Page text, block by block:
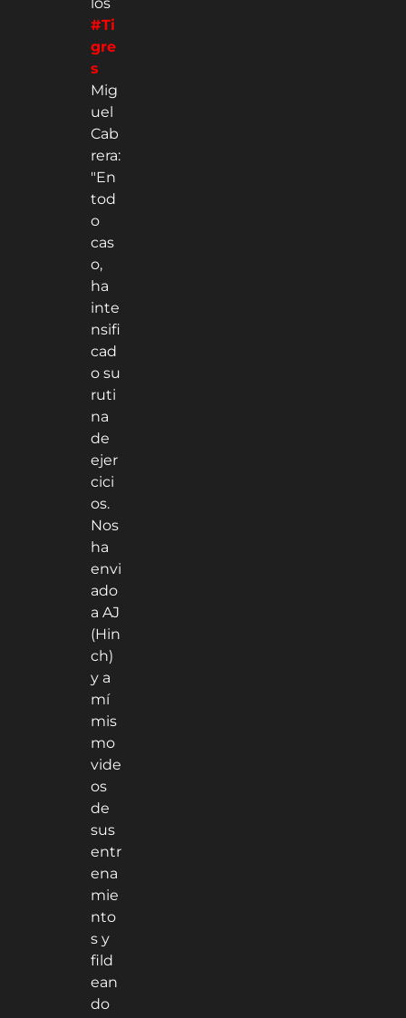
#Ti
gre
s
Mig
uel
Cab
rera:
"En
tod
o
cas
o,
ha
inte
nsifi
cad
o su
ruti
na
de
ejer
cici
os.
Nos
ha
envi
ado
a AJ
(Hin
ch)
y a
mí
mis
mo
vide
os
de
sus
entr
ena
mie
nto
s y
fild
ean
do